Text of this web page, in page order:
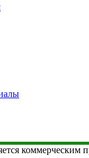
коммерческим